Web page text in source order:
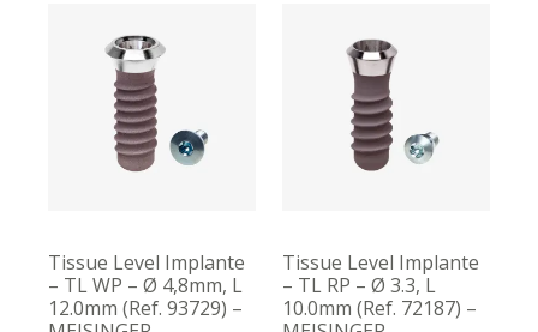
Tissue Level Implante
– TL WP – Ø 4,8mm, L
12.0mm (Ref. 93729) –
Tissue Level Implante
– TL RP – Ø 3.3, L
10.0mm (Ref. 72187) –